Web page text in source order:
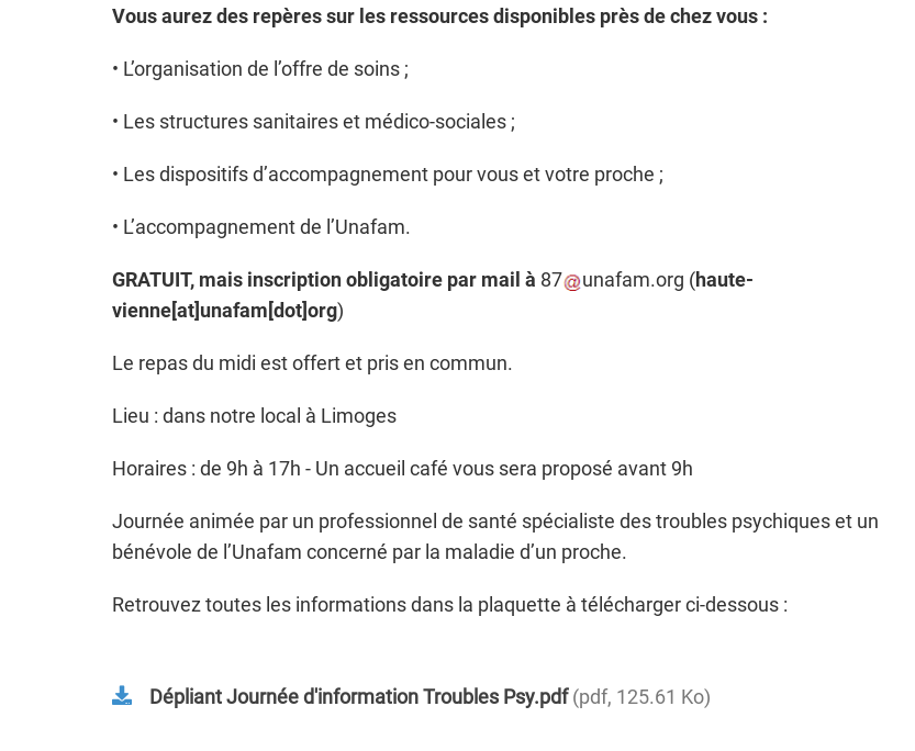
Vous aurez des repères sur les ressources disponibles près de chez vous :
• L’organisation de l’offre de soins ;
• Les structures sanitaires et médico-sociales ;
• Les dispositifs d’accompagnement pour vous et votre proche ;
• L’accompagnement de l’Unafam.
GRATUIT, mais inscription obligatoire par mail à 87 unafam.org (haute-
vienne[at]unafam[dot]org)
Le repas du midi est offert et pris en commun.
Lieu : dans notre local à Limoges
Horaires : de 9h à 17h - Un accueil café vous sera proposé avant 9h
Journée animée par un professionnel de santé spécialiste des troubles psychiques et un
bénévole de l’Unafam concerné par la maladie d’un proche.
Retrouvez toutes les informations dans la plaquette à télécharger ci-dessous :
Dépliant Journée d'information Troubles Psy.pdf pdf, 125.61 Ko